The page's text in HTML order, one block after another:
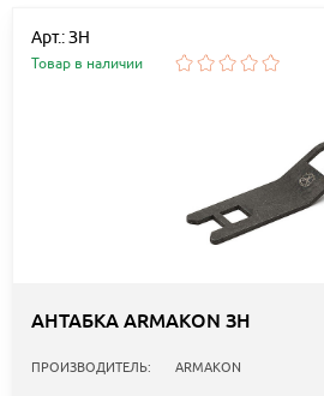
Арт.: ЗН
Товар в наличии
АНТАБКА ARMAKON ЗН
ПРОИЗВОДИТЕЛЬ: ARMAKON